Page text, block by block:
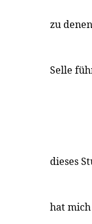
zu
Selle
dieses
hat